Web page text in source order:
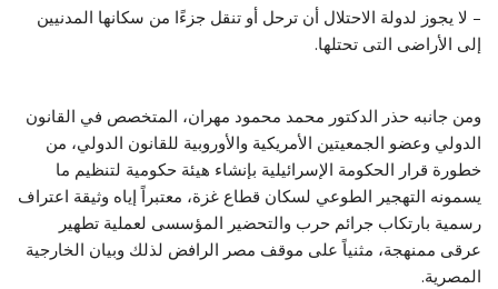
– لا يجوز لدولة الاحتلال أن ترحل أو تنقل جزءًا من سكانها المدنيين
إلى الأراضى التى تحتلها.
ومن جانبه حذر الدكتور محمد محمود مهران، المتخصص في القانون
الدولي وعضو الجمعيتين الأمريكية والأوروبية للقانون الدولي، من
خطورة قرار الحكومة الإسرائيلية بإنشاء هيئة حكومية لتنظيم ما
يسمونه التهجير الطوعي لسكان قطاع غزة، معتبراً إياه وثيقة اعتراف
رسمية بارتكاب جرائم حرب والتحضير المؤسسى لعملية تطهير
عرقى ممنهجة، مثنياً على موقف مصر الرافض لذلك وبيان الخارجية
المصرية.